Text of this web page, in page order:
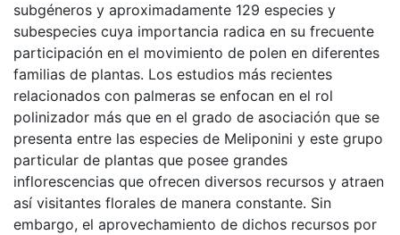
subgéneros y aproximadamente 129 especies y
subespecies cuya importancia radica en su frecuente
participación en el movimiento de polen en diferentes
familias de plantas. Los estudios más recientes
relacionados con palmeras se enfocan en el rol
polinizador más que en el grado de asociación que se
presenta entre las especies de Meliponini y este grupo
particular de plantas que posee grandes
inflorescencias que ofrecen diversos recursos y atraen
así visitantes florales de manera constante. Sin
embargo, el aprovechamiento de dichos recursos por